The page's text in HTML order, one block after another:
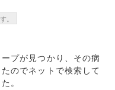
。
プが見つかり、その病
のでネットで検索して
。